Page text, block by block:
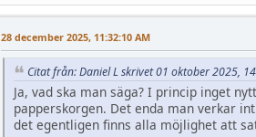
28 december 2025, 11:32:10 AM
Citat från: Daniel L skrivet 01 oktober 2025,
Ja, vad ska man säga? I princip inget
papperskorgen. Det enda man verkar
det egentligen finns alla möjlighet att